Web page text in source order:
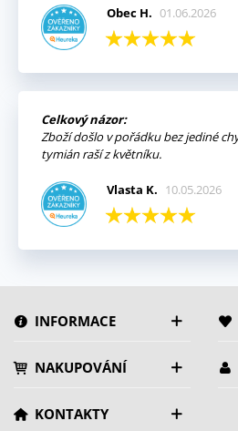
Obec H. 01.06.2026
Celkový názor:
Zboží došlo v pořádku bez jediné
tymián raší z květníku.
Vlasta K. 10.05.2026
INFORMACE
NAKUPOVÁNÍ
KONTAKTY